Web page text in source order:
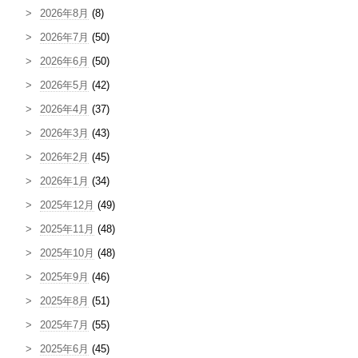
2026年8月 (8)
2026年7月 (50)
2026年6月 (50)
2026年5月 (42)
2026年4月 (37)
2026年3月 (43)
2026年2月 (45)
2026年1月 (34)
2025年12月 (49)
2025年11月 (48)
2025年10月 (48)
2025年9月 (46)
2025年8月 (51)
2025年7月 (55)
2025年6月 (45)